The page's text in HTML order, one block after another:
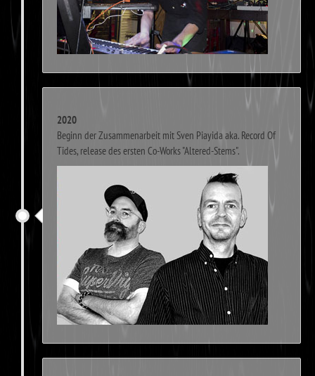
2020
Beginn der Zusammenarbeit mit Sven Piayida aka. Record Of
Tides, release des ersten Co-Works "Altered-Stems".